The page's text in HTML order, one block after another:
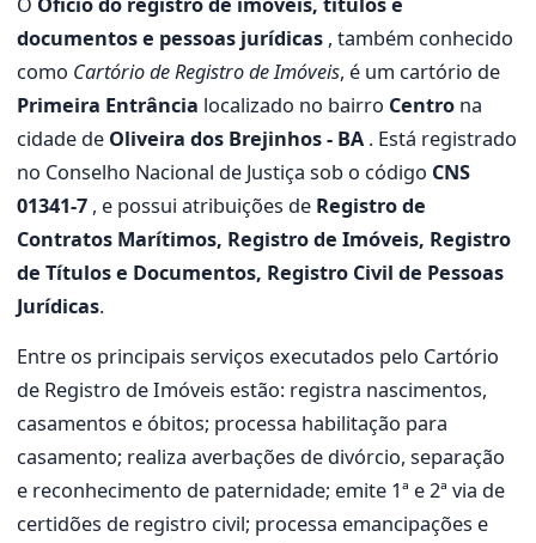
documentos e pessoas jurídicas , também conhecido
como Cartório de Registro de Imóveis, é um cartório de
Primeira Entrância localizado no bairro Centro na
cidade de Oliveira dos Brejinhos - BA . Está registrado
no Conselho Nacional de Justiça sob o código CNS
01341-7 , e possui atribuições de Registro de
Contratos Marítimos, Registro de Imóveis, Registro
de Títulos e Documentos, Registro Civil de Pessoas
Jurídicas.
Entre os principais serviços executados pelo Cartório
de Registro de Imóveis estão: registra nascimentos,
casamentos e óbitos; processa habilitação para
casamento; realiza averbações de divórcio, separação
e reconhecimento de paternidade; emite 1ª e 2ª via de
certidões de registro civil; processa emancipações e